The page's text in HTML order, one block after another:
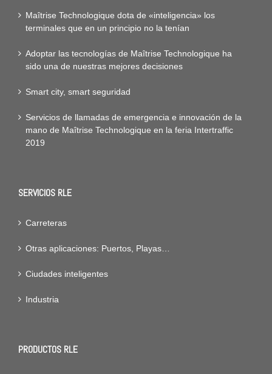
Maîtrise Technologique dota de «inteligencia» los
terminales que en un principio no la tenían
Adoptar las tecnologías de Maîtrise Technologique ha
sido una de nuestras mejores decisiones
Smart city, smart seguridad
Servicios de llamadas de emergencia e innovación de la
mano de Maîtrise Technologique en la feria Intertraffic
2019
SERVICIOS RLE
Carreteras
Otras aplicaciones: Puertos, Playas…
Ciudades inteligentes
Industria
PRODUCTOS RLE